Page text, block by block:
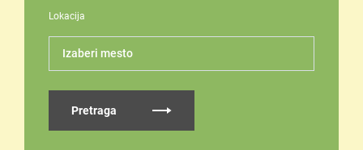
Lokacija
Izaberi mesto
Pretraga